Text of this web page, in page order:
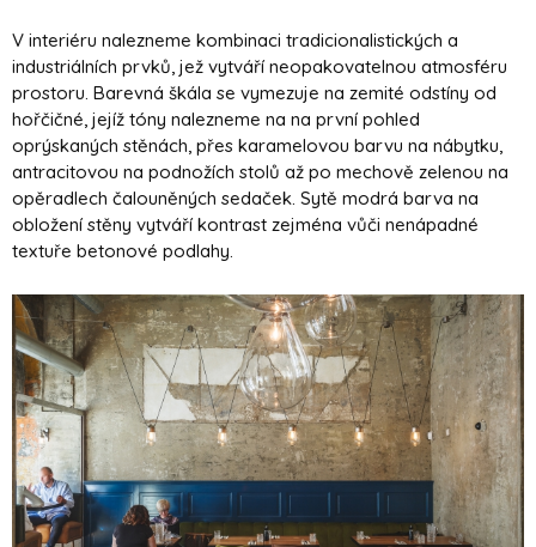
V interiéru nalezneme kombinaci tradicionalistických a
industriálních prvků, jež vytváří neopakovatelnou atmosféru
prostoru. Barevná škála se vymezuje na zemité odstíny od
hořčičné, jejíž tóny nalezneme na na první pohled
oprýskaných stěnách, přes karamelovou barvu na nábytku,
antracitovou na podnožích stolů až po mechově zelenou na
opěradlech čalouněných sedaček. Sytě modrá barva na
obložení stěny vytváří kontrast zejména vůči nenápadné
textuře betonové podlahy.